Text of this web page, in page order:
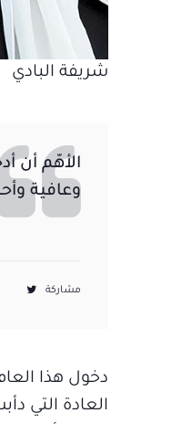
شريفة البادي
الأهّم أن
وعافية
مشاركة
دخول هذا
العادة التي